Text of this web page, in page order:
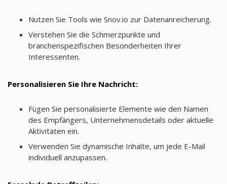
Nutzen Sie Tools wie Snov.io zur Datenanreicherung.
Verstehen Sie die Schmerzpunkte und
branchenspezifischen Besonderheiten Ihrer
Interessenten.
Personalisieren Sie Ihre Nachricht:
Fügen Sie personalisierte Elemente wie den Namen
des Empfängers, Unternehmensdetails oder aktuelle
Aktivitäten ein.
Verwenden Sie dynamische Inhalte, um jede E-Mail
individuell anzupassen.